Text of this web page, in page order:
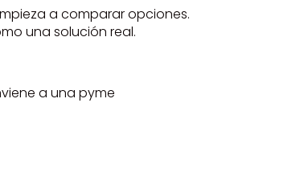
a comparar opciones.
una solución real.
a una pyme